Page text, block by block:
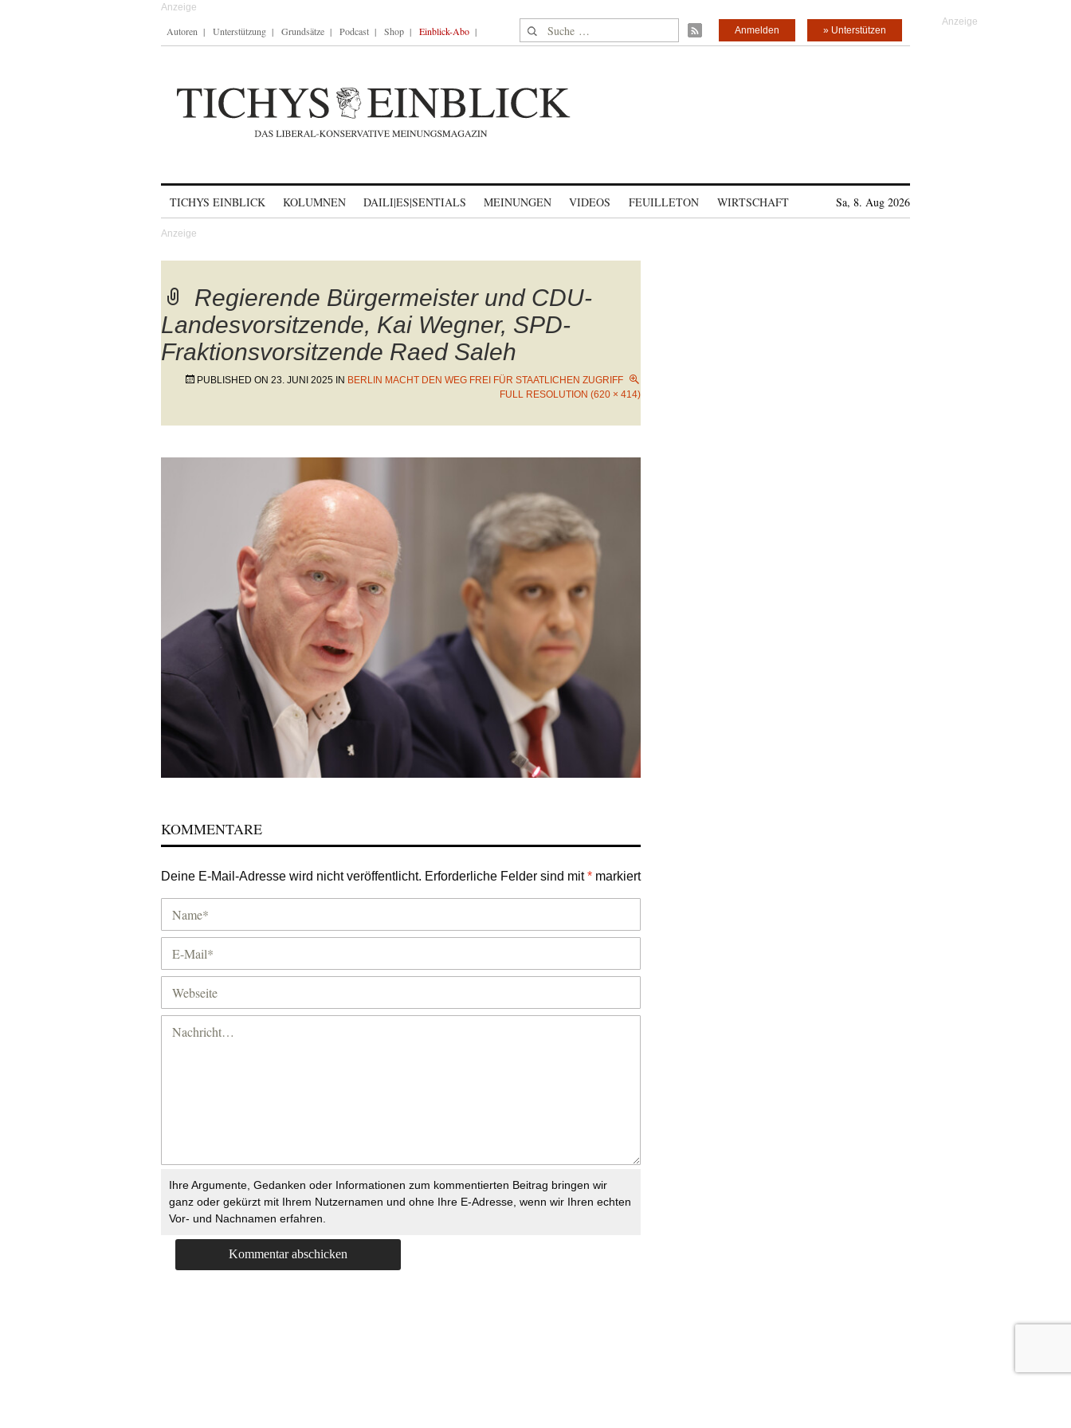
Autoren Unterstützung Grundsätze Podcast Shop Einblick-Abo Suche nach: » Unterstützen
Anmelden
TICHYS EINBLICK KOLUMNEN DAILI|ES|SENTIALS MEINUNGEN VIDEOS FEUILLETON WIRTSCHAFT Sa, 8. Aug 2026
Regierende Bürgermeister und CDU-
Landesvorsitzende, Kai Wegner, SPD-
Fraktionsvorsitzende Raed Saleh
PUBLISHED ON 23. JUNI 2025 IN BERLIN MACHT DEN WEG FREI FÜR STAATLICHEN ZUGRIFF
FULL RESOLUTION (620 × 414)
KOMMENTARE
Deine E-Mail-Adresse wird nicht veröffentlicht. Erforderliche Felder sind mit* markiert
Ihre Argumente, Gedanken oder Informationen zum kommentierten Beitrag bringen wir
ganz oder gekürzt mit Ihrem Nutzernamen und ohne Ihre E-Adresse, wenn wir Ihren echten
Vor- und Nachnamen erfahren.